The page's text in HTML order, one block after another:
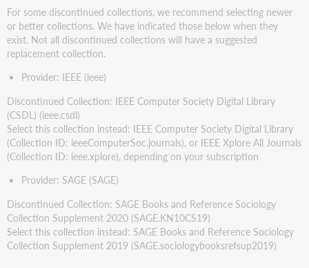
For some discontinued collections, we recommend selecting newer
or better collections. We have indicated those below when they
exist. Not all discontinued collections will have a suggested
replacement collection.
Provider: IEEE (ieee)
Discontinued Collection: IEEE Computer Society Digital Library
(CSDL) (ieee.csdl)
Select this collection instead: IEEE Computer Society Digital Library
(Collection ID: ieeeComputerSoc.journals), or IEEE Xplore All Journals
(Collection ID: ieee.xplore), depending on your subscription
Provider: SAGE (SAGE)
Discontinued Collection: SAGE Books and Reference Sociology
Collection Supplement 2020 (SAGE.KN10CS19)
Select this collection instead: SAGE Books and Reference Sociology
Collection Supplement 2019 (SAGE.sociologybooksrefsup2019)